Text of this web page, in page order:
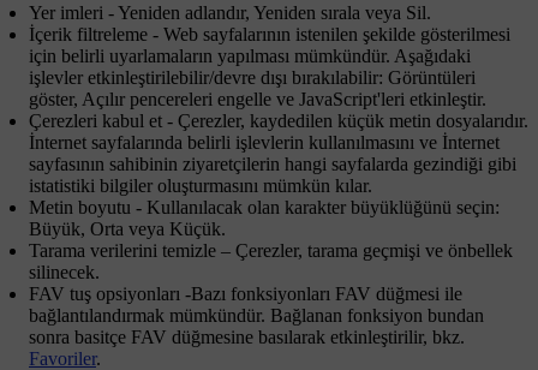
Yer imleri -Yeniden adlandır, Yeniden sırala veya Sil.
İçerik filtreleme - Web sayfalarının istenilen şekilde gösterilmesi
için belirli uyarlamaların yapılması mümkündür. Aşağıdaki
işlevler etkinleştirilebilir/devre dışı bırakılabilir: Görüntüleri
göster, Açılır pencereleri engelle ve JavaScript'leri etkinleştir.
Çerezleri kabul et - Çerezler, kaydedilen küçük metin dosyalarıdır.
İnternet sayfalarında belirli işlevlerin kullanılmasını ve İnternet
sayfasının sahibinin ziyaretçilerin hangi sayfalarda gezindiği gibi
istatistiki bilgiler oluşturmasını mümkün kılar.
Metin boyutu - Kullanılacak olan karakter büyüklüğünü seçin:
Büyük, Orta veya Küçük.
Tarama verilerini temizle – Çerezler, tarama geçmişi ve önbellek
silinecek.
FAV tuş opsiyonları -Bazı fonksiyonları FAV düğmesi ile
bağlantılandırmak mümkündür. Bağlanan fonksiyon bundan
sonra basitçe FAV düğmesine basılarak etkinleştirilir, bkz.
Favoriler.